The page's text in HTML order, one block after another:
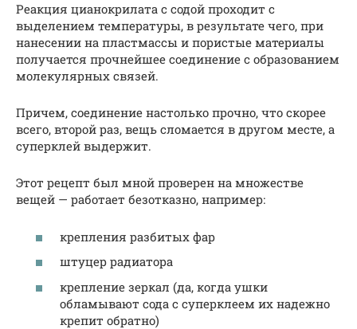
Реакция цианокрилата с содой проходит с
выделением температуры, в результате чего, при
нанесении на пластмассы и пористые материалы
получается прочнейшее соединение с образованием
молекулярных связей.
Причем, соединение настолько прочно, что скорее
всего, второй раз, вещь сломается в другом месте, а
суперклей выдержит.
Этот рецепт был мной проверен на множестве
вещей — работает безотказно, например:
крепления разбитых фар
штуцер радиатора
крепление зеркал (да, когда ушки
обламывают сода с суперклеем их надежно
крепит обратно)